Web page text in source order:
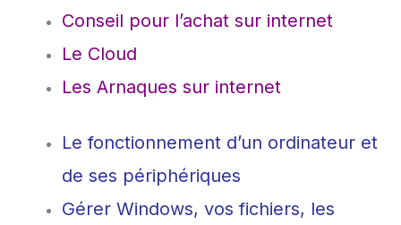
Conseil pour l’achat sur internet
Le Cloud
Les Arnaques sur internet
Le fonctionnement d’un ordinateur et
de ses périphériques
Gérer Windows, vos fichiers, les